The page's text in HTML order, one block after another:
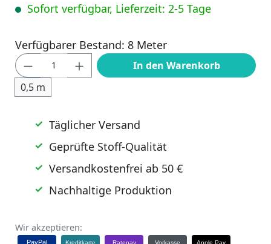
Sofort verfügbar, Lieferzeit: 2-5 Tage
Verfügbarer Bestand: 8 Meter
Produkt Anzahl: Gib den gewünschten
0,5 m
In den Warenkorb
Täglicher Versand
Geprüfte Stoff-Qualität
Versandkostenfrei ab 50 €
Nachhaltige Produktion
Wir akzeptieren:
PayPal Kreditkarte Ratepay Vorkasse Apple Pay